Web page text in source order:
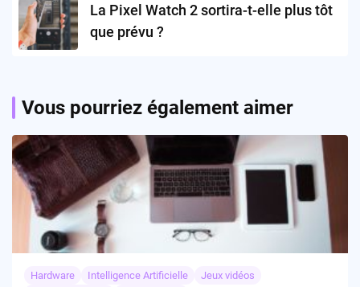
La Pixel Watch 2 sortira-t-elle plus tôt
que prévu ?
Vous pourriez également aimer
Hardware Intelligence Artificielle
Jeux vidéos